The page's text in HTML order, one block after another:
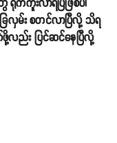
က်ကူးလာရပြီဖြစ်ပါ
လှမ်း စတင်လာပြီလို့ သိရ
လည်း ပြင်ဆင်နေပြီလို့